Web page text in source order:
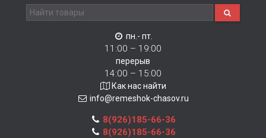
пн.- пт.
11:00 – 19:00
перерыв
14:00 – 15:00
Как нас найти
info@remeshok-chasov.ru
8(926)185-66-36
8(926)185-66-36